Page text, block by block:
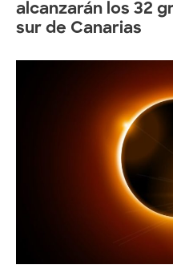
alcanzarán los 32
sur de Canarias